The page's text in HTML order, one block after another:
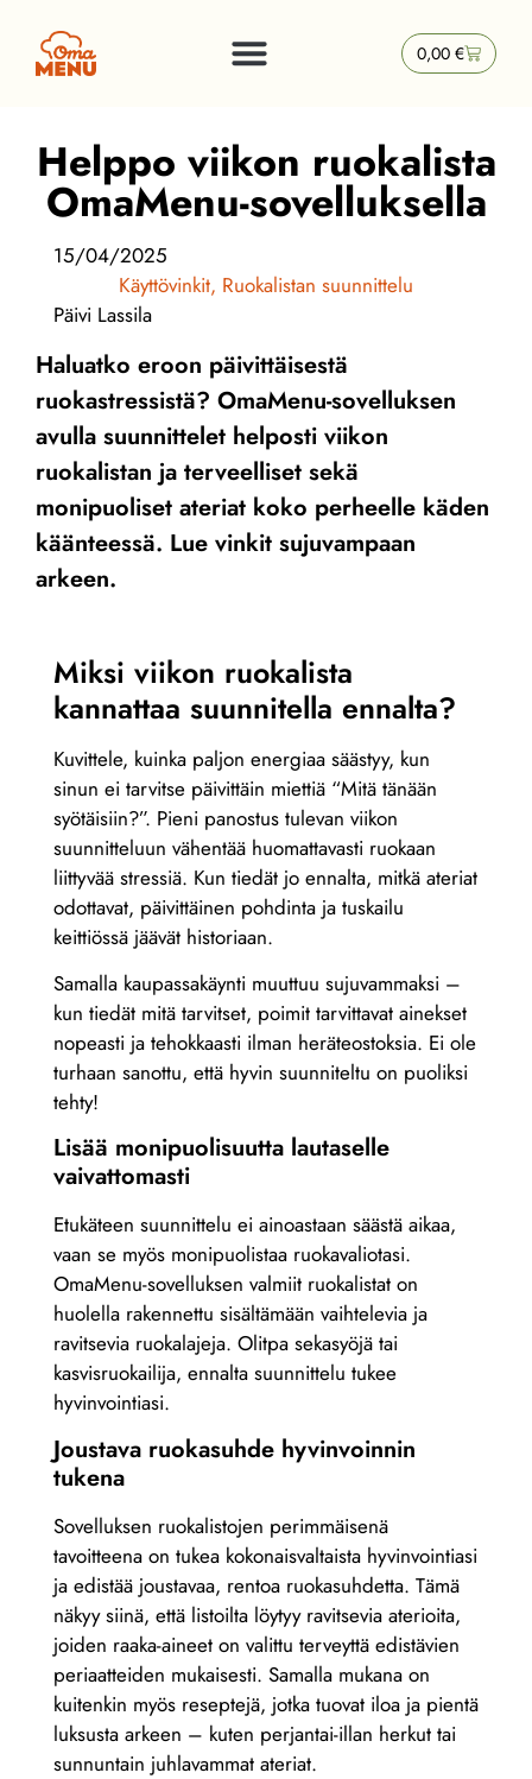
0,00 €
Helppo viikon ruokalista
OmaMenu-sovelluksella
15/04/2025
Käyttövinkit, Ruokalistan suunnittelu
Päivi Lassila
Haluatko eroon päivittäisestä
ruokastressistä? OmaMenu-sovelluksen
avulla suunnittelet helposti viikon
ruokalistan ja terveelliset sekä
monipuoliset ateriat koko perheelle käden
käänteessä. Lue vinkit sujuvampaan
arkeen.
Miksi viikon ruokalista
kannattaa suunnitella ennalta?
Kuvittele, kuinka paljon energiaa säästyy, kun
sinun ei tarvitse päivittäin miettiä “Mitä tänään
syötäisiin?”. Pieni panostus tulevan viikon
suunnitteluun vähentää huomattavasti ruokaan
liittyvää stressiä. Kun tiedät jo ennalta, mitkä ateriat
odottavat, päivittäinen pohdinta ja tuskailu
keittiössä jäävät historiaan.
Samalla kaupassakäynti muuttuu sujuvammaksi –
kun tiedät mitä tarvitset, poimit tarvittavat ainekset
nopeasti ja tehokkaasti ilman heräteostoksia. Ei ole
turhaan sanottu, että hyvin suunniteltu on puoliksi
tehty!
Lisää monipuolisuutta lautaselle
vaivattomasti
Etukäteen suunnittelu ei ainoastaan säästä aikaa,
vaan se myös monipuolistaa ruokavaliotasi.
OmaMenu-sovelluksen valmiit ruokalistat on
huolella rakennettu sisältämään vaihtelevia ja
ravitsevia ruokalajeja. Olitpa sekasyöjä tai
kasvisruokailija, ennalta suunnittelu tukee
hyvinvointiasi.
Joustava ruokasuhde hyvinvoinnin
tukena
Sovelluksen ruokalistojen perimmäisenä
tavoitteena on tukea kokonaisvaltaista hyvinvointiasi
ja edistää joustavaa, rentoa ruokasuhdetta. Tämä
näkyy siinä, että listoilta löytyy ravitsevia aterioita,
joiden raaka-aineet on valittu terveyttä edistävien
periaatteiden mukaisesti. Samalla mukana on
kuitenkin myös reseptejä, jotka tuovat iloa ja pientä
luksusta arkeen – kuten perjantai-illan herkut tai
sunnuntain juhlavammat ateriat.